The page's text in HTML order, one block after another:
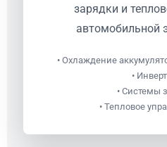
зарядки и
автомобильной
• Охлаждение
•
• Системы
• Тепловое